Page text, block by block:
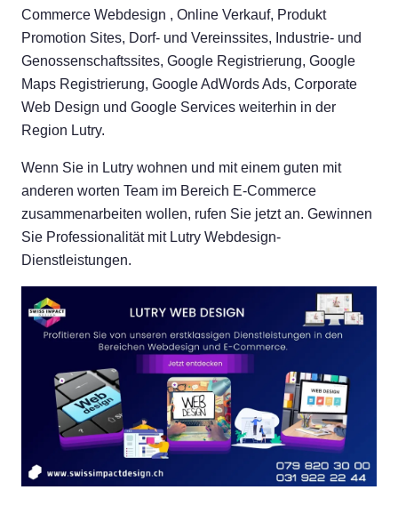
Commerce Webdesign , Online Verkauf, Produkt
Promotion Sites, Dorf- und Vereinssites, Industrie- und
Genossenschaftssites, Google Registrierung, Google
Maps Registrierung, Google AdWords Ads, Corporate
Web Design und Google Services weiterhin in der
Region Lutry.
Wenn Sie in Lutry wohnen und mit einem guten mit
anderen worten Team im Bereich E-Commerce
zusammenarbeiten wollen, rufen Sie jetzt an. Gewinnen
Sie Professionalität mit Lutry Webdesign-
Dienstleistungen.